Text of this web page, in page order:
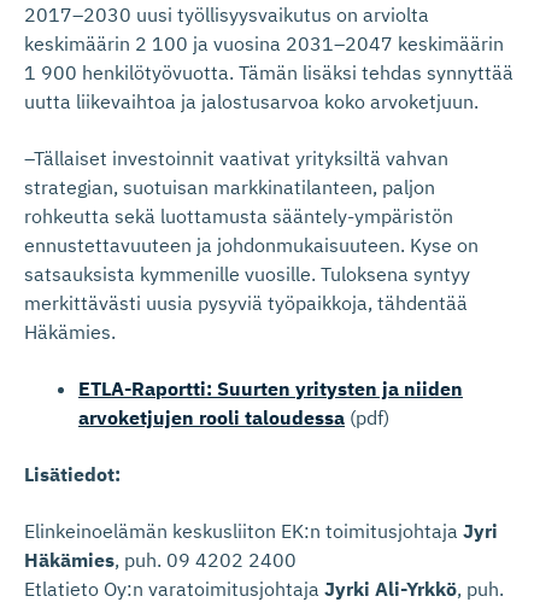
2017–2030 uusi työllisyysvaikutus on arviolta
keskimäärin 2 100 ja vuosina 2031–2047 keskimäärin
1 900 henkilötyövuotta. Tämän lisäksi tehdas synnyttää
uutta liikevaihtoa ja jalostusarvoa koko arvoketjuun.
–Tällaiset investoinnit vaativat yrityksiltä vahvan
strategian, suotuisan markkinatilanteen, paljon
rohkeutta sekä luottamusta sääntely-ympäristön
ennustettavuuteen ja johdonmukaisuuteen. Kyse on
satsauksista kymmenille vuosille. Tuloksena syntyy
merkittävästi uusia pysyviä työpaikkoja, tähdentää
Häkämies.
ETLA-Raportti: Suurten yritysten ja niiden
arvoketjujen rooli taloudessa (pdf)
Lisätiedot:
Elinkeinoelämän keskusliiton EK:n toimitusjohtaja Jyri
Häkämies, puh. 09 4202 2400
Etlatieto Oy:n varatoimitusjohtaja Jyrki Ali-Yrkkö, puh.